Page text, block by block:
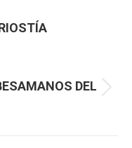
DEL